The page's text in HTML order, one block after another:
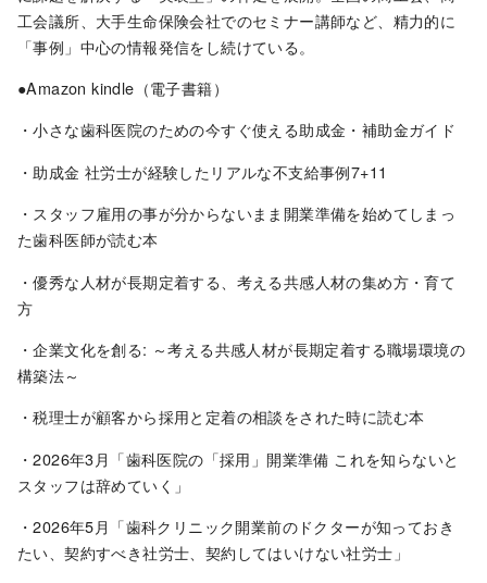
工会議所、大手生命保険会社でのセミナー講師など、精力的に
「事例」中心の情報発信をし続けている。
●Amazon kindle（電子書籍）
・小さな歯科医院のための今すぐ使える助成金・補助金ガイド
・助成金 社労士が経験したリアルな不支給事例7+11
・スタッフ雇用の事が分からないまま開業準備を始めてしまっ
た歯科医師が読む本
・優秀な人材が長期定着する、考える共感人材の集め方・育て
方
・企業文化を創る: ～考える共感人材が長期定着する職場環境の
構築法～
・税理士が顧客から採用と定着の相談をされた時に読む本
・2026年3月「歯科医院の「採用」開業準備 これを知らないと
スタッフは辞めていく」
・2026年5月「歯科クリニック開業前のドクターが知っておき
たい、契約すべき社労士、契約してはいけない社労士」